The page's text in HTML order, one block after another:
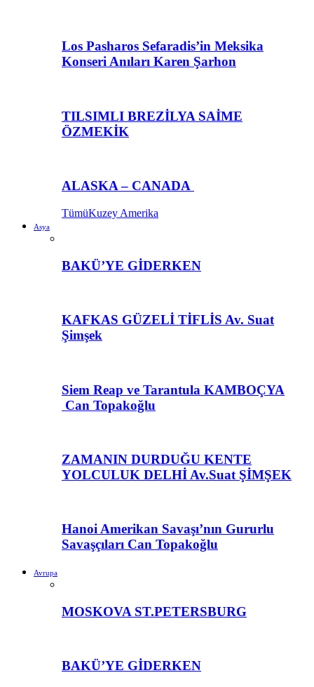
Los Pasharos Sefaradis’in Meksika
Konseri Anıları Karen Şarhon
TILSIMLI BREZİLYA SAİME
ÖZMEKİK
ALASKA – CANADA
TümüKuzey Amerika
Asya
BAKÜ’YE GİDERKEN
KAFKAS GÜZELİ TİFLİS Av. Suat
Şimşek
Siem Reap ve Tarantula KAMBOÇYA
Can Topakoğlu
ZAMANIN DURDUĞU KENTE
YOLCULUK DELHİ Av.Suat ŞİMŞEK
Hanoi Amerikan Savaşı’nın Gururlu
Savaşçıları Can Topakoğlu
Avrupa
MOSKOVA ST.PETERSBURG
BAKÜ’YE GİDERKEN